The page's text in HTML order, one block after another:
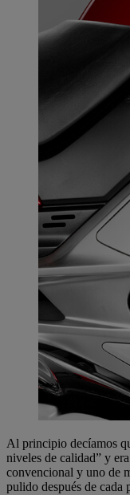
Al principio decíamos
niveles de calidad” y
convencional y uno de
pulido después de cada